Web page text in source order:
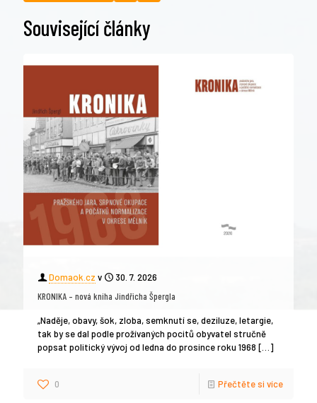
Související články
Domaok.cz v
30. 7. 2026
KRONIKA – nová kniha Jindřicha Špergla
„Naděje, obavy, šok, zloba, semknutí se, deziluze, letargie,
tak by se dal podle prožívaných pocitů obyvatel stručně
popsat politický vývoj od ledna do prosince roku 1968 […]
0 Přečtěte si více